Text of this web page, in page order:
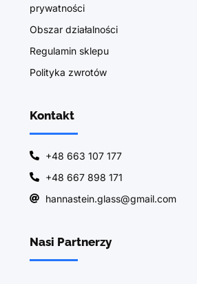
prywatności
Obszar działalności
Regulamin sklepu
Polityka zwrotów
Kontakt
+48 663 107 177
+48 667 898 171
hannastein.glass@gmail.com
Nasi Partnerzy